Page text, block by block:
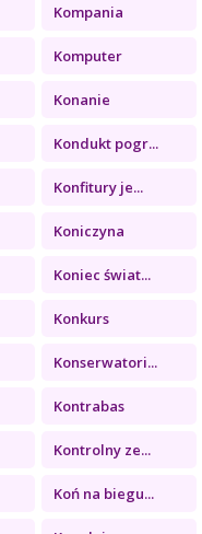
Kompania
Komputer
Konanie
Kondukt pogr...
Konfitury je...
Koniczyna
Koniec świat...
Konkurs
Konserwatori...
Kontrabas
Kontrolny ze...
Koń na biegu...